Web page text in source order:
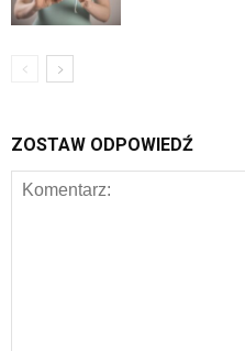
ZOSTAW ODPOWIEDŹ